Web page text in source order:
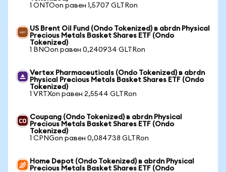
1 ONTOon равен 1,5707 GLTRon
US Brent Oil Fund (Ondo Tokenized) в abrdn Physical
Precious Metals Basket Shares ETF (Ondo
Tokenized)
1 BNOon равен 0,240934 GLTRon
Vertex Pharmaceuticals (Ondo Tokenized) в abrdn
Physical Precious Metals Basket Shares ETF (Ondo
Tokenized)
1 VRTXon равен 2,5544 GLTRon
Coupang (Ondo Tokenized) в abrdn Physical
Precious Metals Basket Shares ETF (Ondo
Tokenized)
1 CPNGon равен 0,084738 GLTRon
Home Depot (Ondo Tokenized) в abrdn Physical
Precious Metals Basket Shares ETF (Ondo